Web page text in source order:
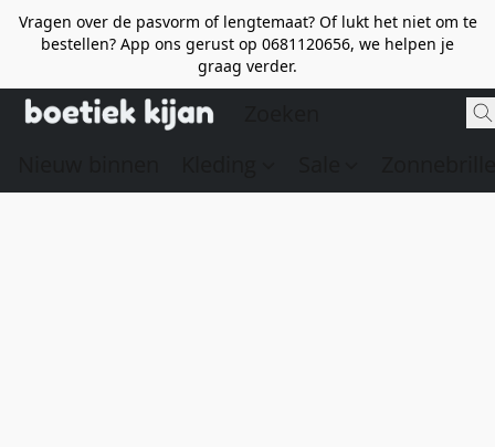
Vragen over de pasvorm of lengtemaat? Of lukt het niet om te
bestellen? App ons gerust op 0681120656, we helpen je
graag verder.